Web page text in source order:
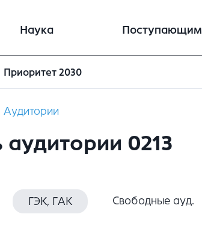
Наука Поступающим
Приоритет 2030
Аудитории
аудитории 0213
ГЭК, ГАК Свободные ауд.